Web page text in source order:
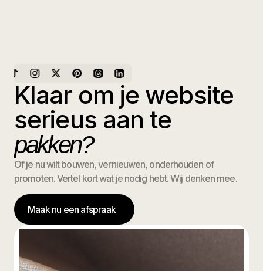
Klaar om je website
serieus aan te
pakken?
Of je nu wilt bouwen, vernieuwen, onderhouden of
promoten. Vertel kort wat je nodig hebt. Wij denken mee.
Maak nu een afspraak